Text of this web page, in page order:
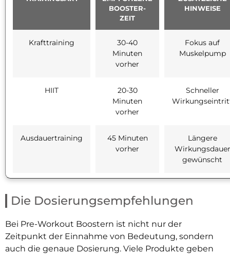
BOOSTER-
ZEIT
HINWEISE
Krafttraining
30-40
Minuten
vorher
Fokus auf
Muskelpump
HIIT
20-30
Minuten
vorher
Schneller
Ausdauertraining
45 Minuten
vorher
Längere
Wirkungsdauer
gewünscht
Die Dosierungsempfehlungen
Bei Pre-Workout Boostern ist nicht nur der
Zeitpunkt der Einnahme von Bedeutung, sondern
auch die genaue Dosierung. Viele Produkte geben